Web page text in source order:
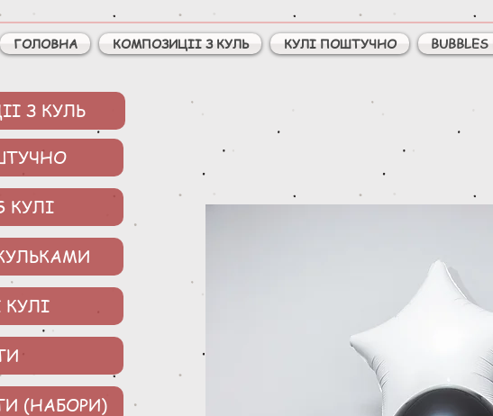
ГОЛОВНА КОМПОЗИЦІІ З КУЛЬ КУЛІ ПОШТУЧНО
З КУЛЬ
КУЛІ
(НАБОРИ)
КУЛІ